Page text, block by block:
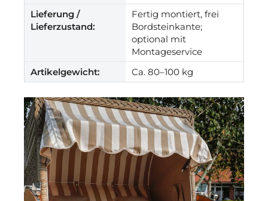
Lieferung /
Lieferzustand:
Fertig montiert, frei
Bordsteinkante;
optional mit
Montageservice
Artikelgewicht:
Ca. 80–100 kg